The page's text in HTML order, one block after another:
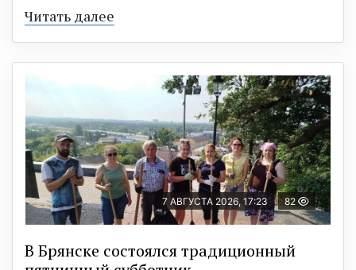
Читать далее
7 АВГУСТА 2026, 17:23 82
В Брянске состоялся традиционный